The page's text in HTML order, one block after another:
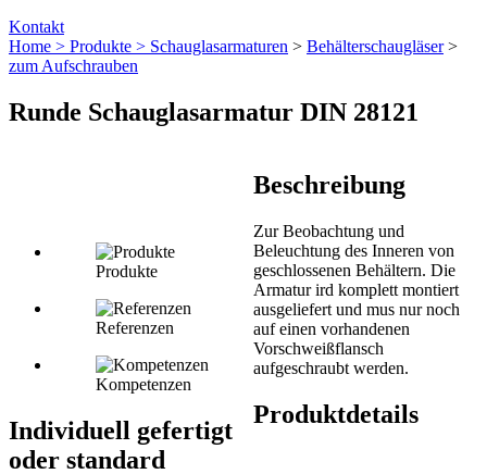
Kontakt
Home > Produkte > Schauglas­armaturen > Behälterschaugläser>
zum Aufschrauben
Runde Schauglasarmatur DIN 28121
Beschreibung
Zur Beobachtung und
Beleuchtung des Inneren von
geschlossenen Behältern. Die
Armatur ird komplett montiert
ausgeliefert und mus nur noch
auf einen vorhandenen
Vorschweißflansch
aufgeschraubt werden.
Produktdetails
Produkte
Referenzen
Kompetenzen
Individuell gefertigt
oder standard